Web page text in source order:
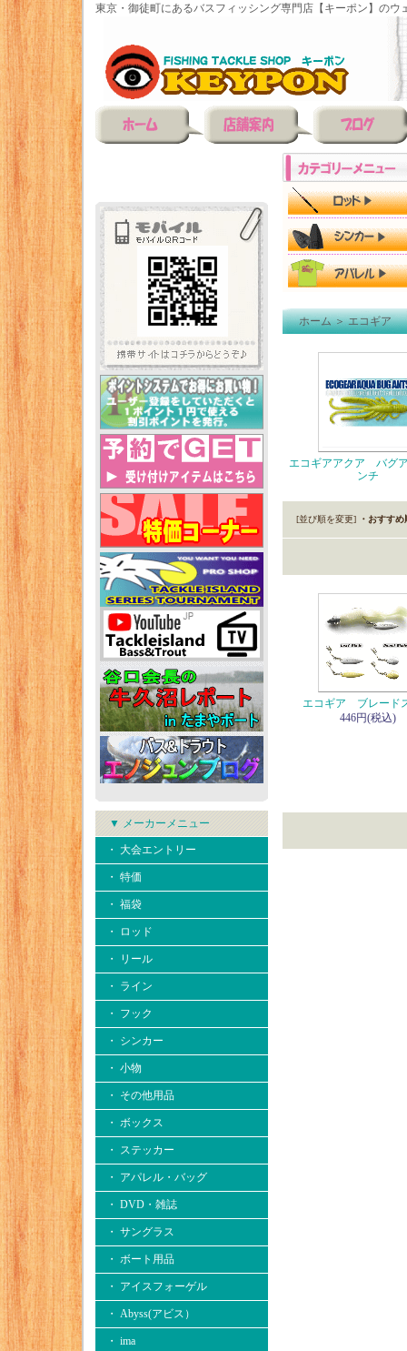
東京・御徒町にあるバスフィッシング専門店【キーポン】のウ
▼ メーカーメニュー
・ 大会エントリー
・ 特価
・ 福袋
・ ロッド
・ リール
・ ライン
・ フック
・ シンカー
・ 小物
・ その他用品
・ ボックス
・ ステッカー
・ アパレル・バッグ
・ DVD・雑誌
・ サングラス
・ ボート用品
・ アイスフォーゲル
・ Abyss(アビス）
・ ima
ホーム＞エコギア
エコギアアクア バグ
ンチ
[並び順を変更] ・おすすめ
エコギア ブレード
446円(税込)